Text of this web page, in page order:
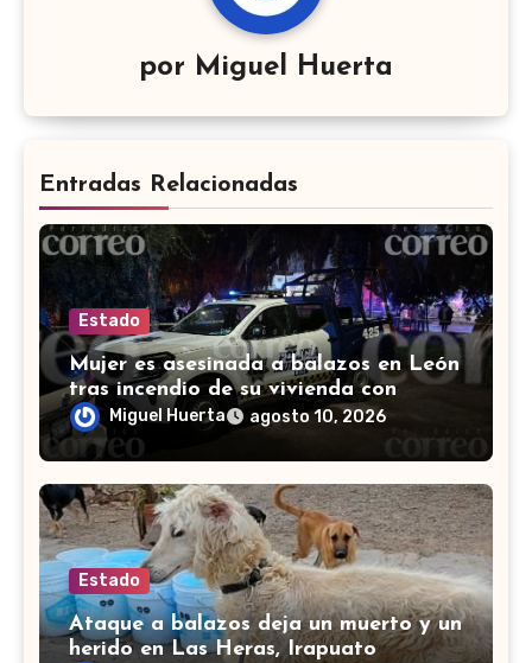
por Miguel Huerta
Entradas Relacionadas
Estado
Mujer es asesinada a balazos en León
tras incendio de su vivienda con
bombas molotov
Miguel Huerta agosto 10, 2026
Estado
Ataque a balazos deja un muerto y un
herido en Las Heras, Irapuato